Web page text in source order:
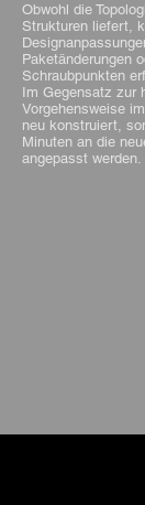
Obwohl die
Strukturen liefert,
Paketänderungen
Schraubpunkten
Im Gegensatz zur
Vorgehensweise
neu konstruiert,
Minuten an die
angepasst werden.